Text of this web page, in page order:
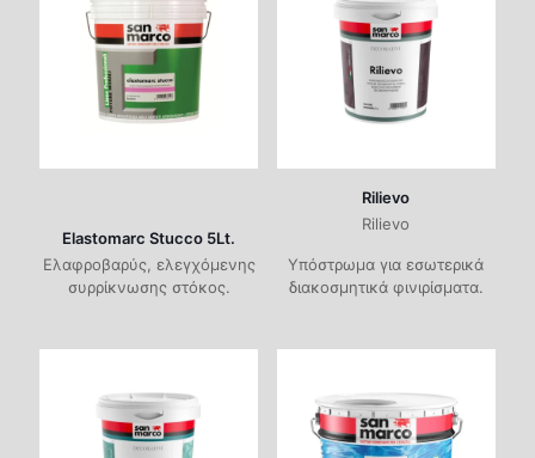
Ενδεικτική Κατανάλωση
2,5-3kg/m² για 2 στρώσεις
Εφαρμογή Στρώσεων
2 τουλάχιστον για την βάση
Elastomarc Stucco 5Lt.
Ελαφροβαρύς, ελεγχόμενης
συρρίκνωσης στόκος.
Rilievo
Rilievo
Υπόστρωμα για εσωτερικά
διακοσμητικά φινιρίσματα.